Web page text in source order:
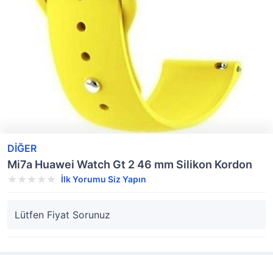
DİĞER
Mi7a Huawei Watch Gt 2 46 mm Silikon Kordon
İlk Yorumu Siz Yapın
Lütfen Fiyat Sorunuz